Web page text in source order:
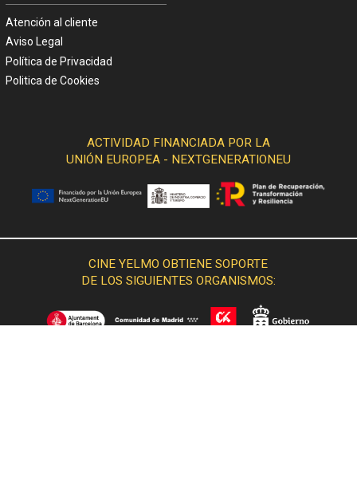
Atención al cliente
Aviso Legal
Política de Privacidad
Politica de Cookies
ACTIVIDAD FINANCIADA POR LA
UNIÓN EUROPEA - NEXTGENERATIONEU
CINE YELMO OBTIENE SOPORTE
DE LOS SIGUIENTES ORGANISMOS: